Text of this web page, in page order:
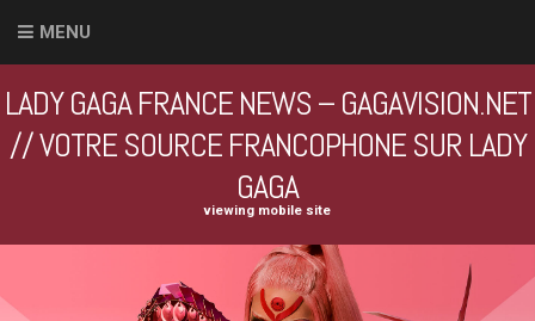
MENU
LADY GAGA FRANCE NEWS – GAGAVISION.NET
// VOTRE SOURCE FRANCOPHONE SUR LADY
GAGA
viewing mobile site